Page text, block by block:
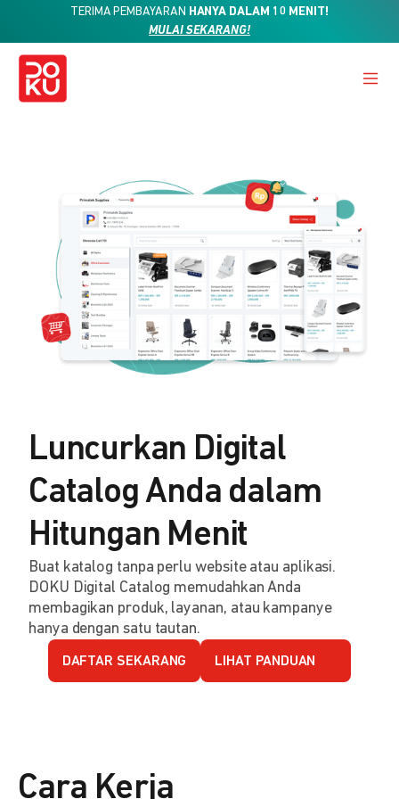
TERIMA PEMBAYARAN HANYA DALAM 10 MENIT!
MULAI SEKARANG!
Luncurkan Digital
Catalog Anda dalam
Hitungan Menit
Buat katalog tanpa perlu website atau aplikasi.
DOKU Digital Catalog memudahkan Anda
membagikan produk, layanan, atau kampanye
hanya dengan satu tautan.
DAFTAR SEKARANG LIHAT PANDUAN
Cara Kerja